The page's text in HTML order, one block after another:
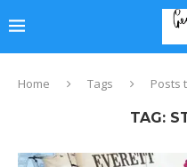
Home Tags Posts
TAG: